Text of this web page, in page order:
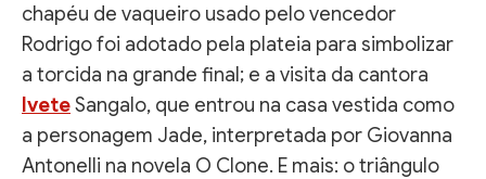
chapéu de vaqueiro usado pelo vencedor
Rodrigo foi adotado pela plateia para simbolizar
a torcida na grande final; e a visita da cantora
IveteSangalo, que entrou na casa vestida como
a personagem Jade, interpretada por Giovanna
Antonelli na novela O Clone. E mais: o triângulo